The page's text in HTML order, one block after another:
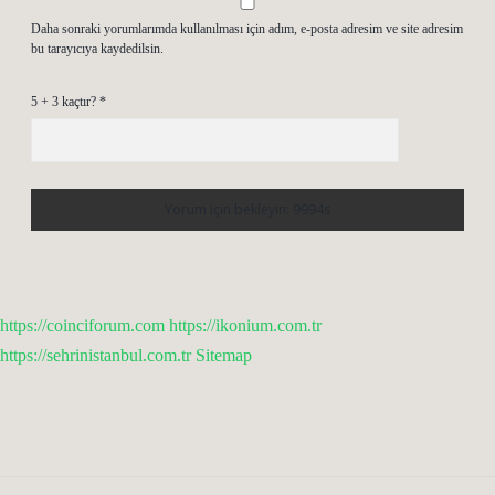
Daha sonraki yorumlarımda kullanılması için adım, e-posta adresim ve site adresim
bu tarayıcıya kaydedilsin.
5 + 3 kaçtır? *
https://coinciforum.com https://ikonium.com.tr
https://sehrinistanbul.com.tr Sitemap